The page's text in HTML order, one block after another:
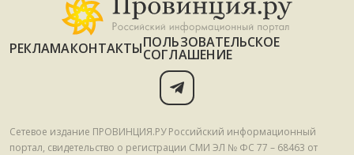
РЕКЛАМАКОНТАКТЫПОЛЬЗОВАТЕЛЬСКОЕ
СОГЛАШЕНИЕ
Сетевое издание ПРОВИНЦИЯ.РУ Российский информационный
портал, свидетельство о регистрации СМИ ЭЛ № ФС 77 – 68463 от